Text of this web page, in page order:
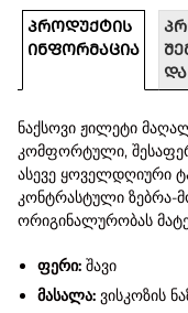
ᲞᲠᲝᲓᲣᲥᲢᲘᲡ
ᲘᲜᲤᲝᲠᲛᲐᲪᲘᲐ
ნაქსოვი ჟილეტი
კომფორტული,
ასევე ყოველდღიური
კონტრასტული ზებრა-
ორიგინალურობას
ფერი:შავი
მასალა:ვისკოზის